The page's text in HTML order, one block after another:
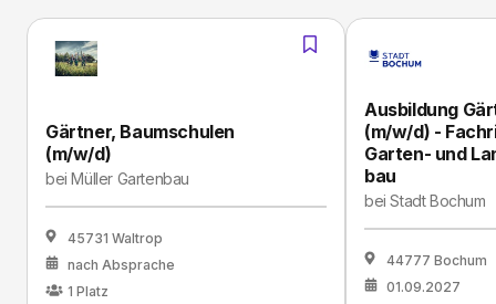
Gärtner, Baumschulen
(m/w/d)
beiMüller Gartenbau
45731 Waltrop
nach Absprache
1 Platz
Ausbildung
(m/w/d) -
Garten- und
bau
beiStadt Bochum
44777 Bochum
01.09.2027